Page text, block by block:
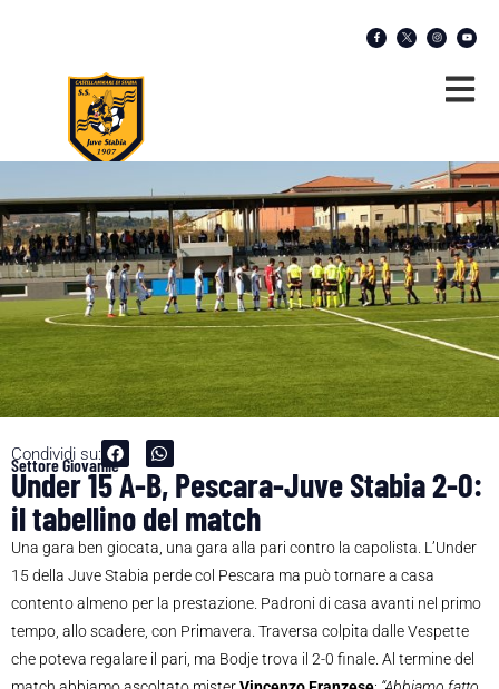
Condividi su:
Settore Giovanile
Under 15 A-B, Pescara-Juve Stabia 2-0:
il tabellino del match
Una gara ben giocata, una gara alla pari contro la capolista. L’Under
15 della Juve Stabia perde col Pescara ma può tornare a casa
contento almeno per la prestazione. Padroni di casa avanti nel primo
tempo, allo scadere, con Primavera. Traversa colpita dalle Vespette
che poteva regalare il pari, ma Bodje trova il 2-0 finale. Al termine del